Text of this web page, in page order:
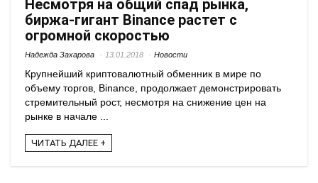
Несмотря на общий спад рынка,
биржа-гигант Binance растет с
огромной скоростью
Надежда Захарова 13.01.2018 Новости
Крупнейший криптовалютный обменник в мире по
объему торгов, Binance, продолжает демонстрировать
стремительный рост, несмотря на снижение цен на
рынке в начале ...
ЧИТАТЬ ДАЛЕЕ +